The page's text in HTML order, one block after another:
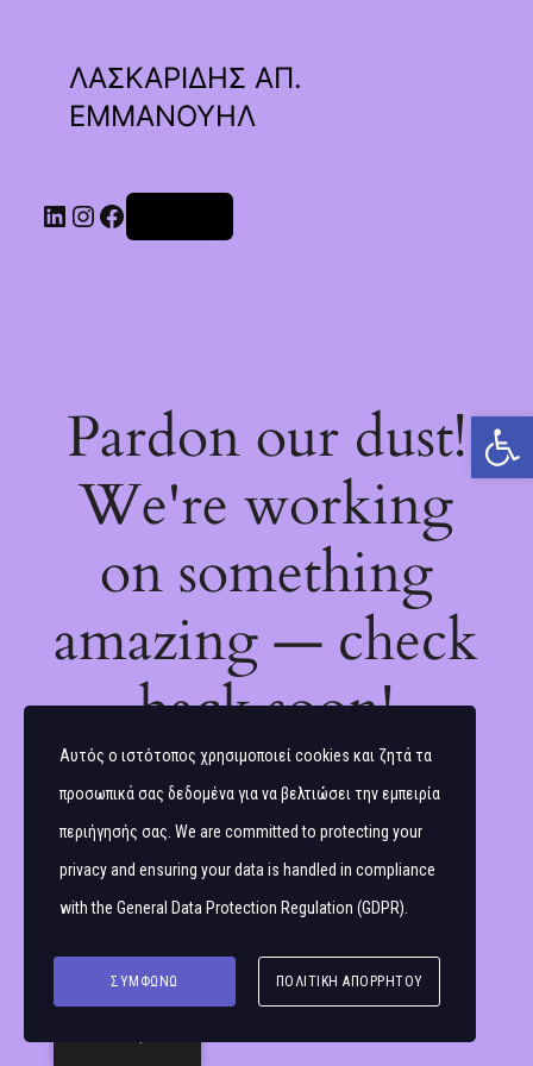
Ανοίξτε τη γραμμή εργαλείων
ΛΑΣΚΑΡΙΔΗΣ ΑΠ.
ΕΜΜΑΝΟΥΗΛ
Linkedin
Instagram
Facebook
Pardon our dust!
We're working
on something
amazing — check
back soon!
Αυτός ο ιστότοπος χρησιμοποιεί cookies και ζητά τα
προσωπικά σας δεδομένα για να βελτιώσει την εμπειρία
περιήγησής σας. We are committed to protecting your
privacy and ensuring your data is handled in compliance
with the General Data Protection Regulation (GDPR)
ΣΥΜΦΩΝΏ ΠΟΛΙΤΙΚΉ ΑΠΟΡΡΉΤΟΥ